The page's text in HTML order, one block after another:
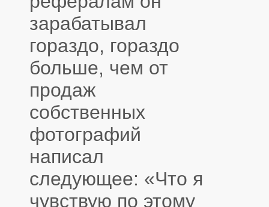
зарабатывал
гораздо, гораздо
больше, чем от
продаж
собственных
фотографий
написал
следующее: «Что я
чувствую по этому